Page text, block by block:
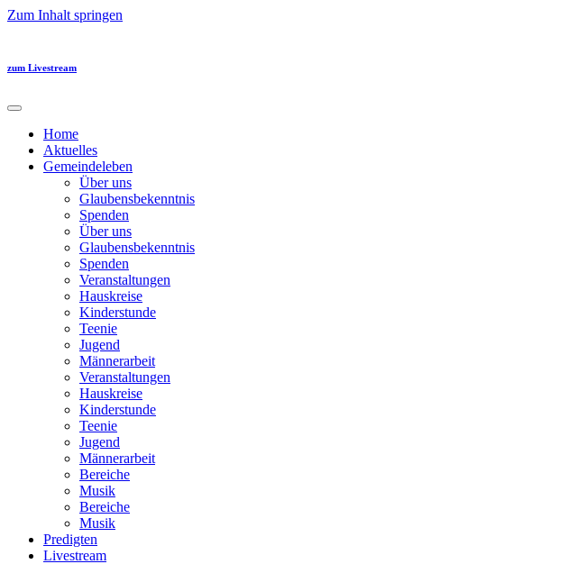
Zum Inhalt springen
zum Livestream
Home
Aktuelles
Gemeindeleben
Über uns
Glaubensbekenntnis
Spenden
Über uns
Glaubensbekenntnis
Spenden
Veranstaltungen
Hauskreise
Kinderstunde
Teenie
Jugend
Männerarbeit
Veranstaltungen
Hauskreise
Kinderstunde
Teenie
Jugend
Männerarbeit
Bereiche
Musik
Bereiche
Musik
Predigten
Livestream